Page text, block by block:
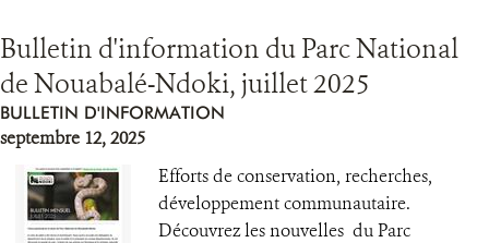
Bulletin d'information du Parc National
de Nouabalé-Ndoki, juillet 2025
BULLETIN D'INFORMATION
septembre 12, 2025
Efforts de conservation, recherches,
développement communautaire.
Découvrez les nouvelles du Parc